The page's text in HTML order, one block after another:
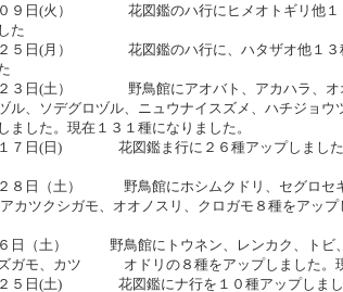
０９日(火） 花図鑑のハ行にヒメオトギリ他１
た
２５日(月） 花図鑑のハ行に、ハタザオ他１３
２３日(土） 野鳥館にアオバト、アカハラ、オ
ル、ソデグロヅル、ニュウナイスズメ、ハチジョウ
ました。現在１３１種になりました。
１７日(日) 花図鑑ま行に２６種アップしました
２８日（土） 野鳥館にホシムクドリ、セグロセ
カツクシガモ、オオノスリ、クロガモ８種をアッ
６日（土） 野鳥館にトウネン、レンカク、トビ
ガモ、カツ オドリの８種をアップしました。現
２５日(土) 花図鑑にナ行を１０種アップしまし